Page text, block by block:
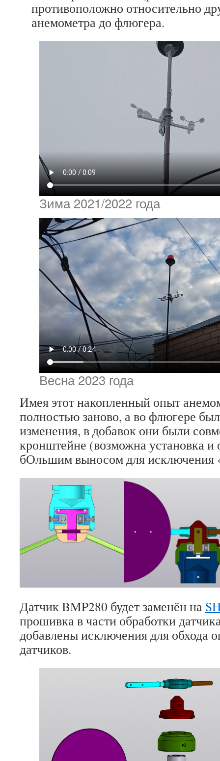
противоположно относительно
анемометра до флюгера.
Зима 2021/2022 года
Весна 2023 года
Имея этот накопленный опыт
полностью заново, а во флюгере
изменения, в добавок они были
кронштейне (возможна установка и
бОльшим выносом для исключения
Датчик BMP280 будет заменён на
прошивка в части обработки
добавлены исключения для обхода
датчиков.